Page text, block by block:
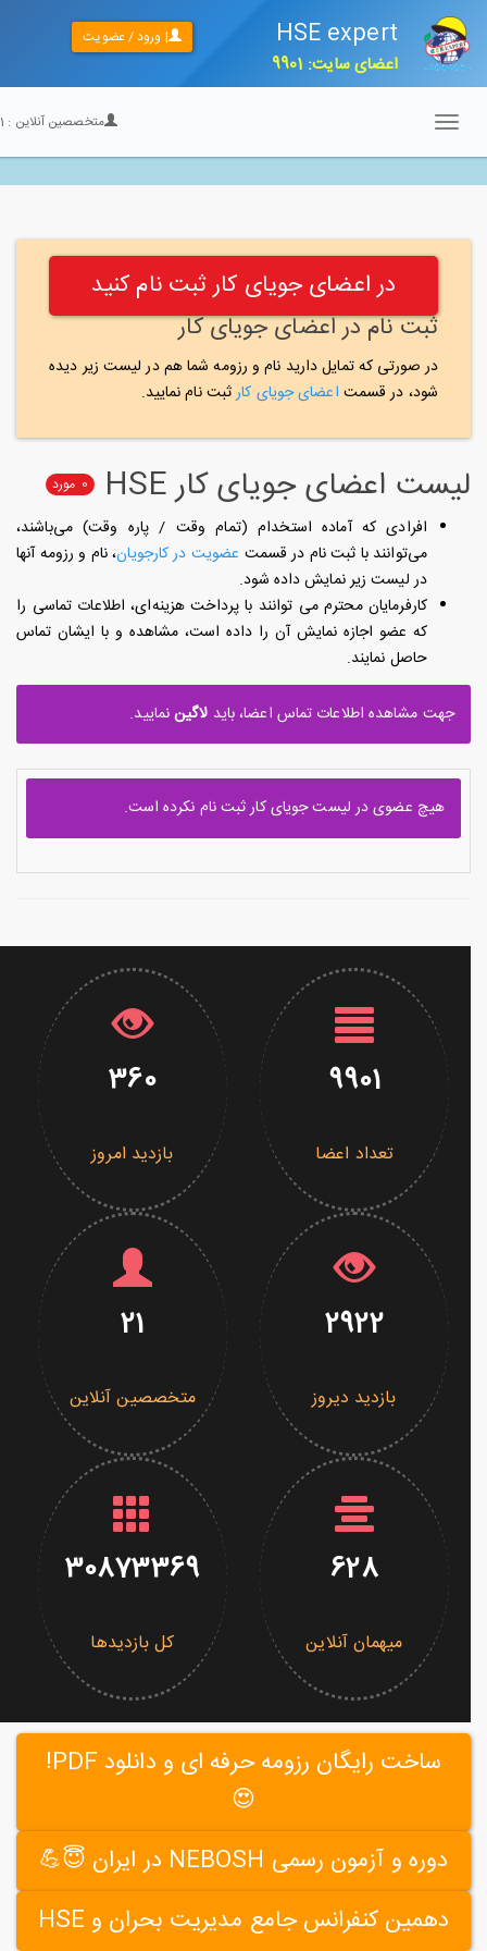
HSE expert
اعضای سایت: 9901
| ورود / عضویت
متخصصین آنلاین :21
Toggle
navigation
در اعضای جویای کار ثبت نام کنید
ثبت نام در اعضای جویای کار
در صورتی که تمایل دارید نام و رزومه شما هم در لیست زیر دیده
شود، در قسمتاعضای جویای کار ثبت نام نمایید.
لیست اعضای جویای کار HSE مورد
افرادی که آماده استخدام (تمام وقت / پاره وقت) می‌باشند،
می‌توانند با ثبت نام در قسمتعضویت در کارجویان، نام و رزومه آنها
در لیست زیر نمایش داده شود.
کارفرمایان محترم می توانند با پرداخت هزینه‌ای، اطلاعات تماسی را
که عضو اجازه نمایش آن را داده است، مشاهده و با ایشان تماس
حاصل نمایند.
جهت مشاهده اطلاعات تماس اعضا، بایدلاگیننمایید.
هیچ عضوی در لیست جویای کار ثبت نام نکرده است.
9901
تعداد اعضا
360
بازدید امروز
2922
بازدید دیروز
21
متخصصین آنلاین
628
میهمان آنلاین
30873369
کل بازدیدها
ساخت رایگان رزومه حرفه ای و دانلود PDF!
😍
دوره و آزمون رسمی NEBOSH در ایران 😇💪
دهمین کنفرانس جامع مدیریت بحران و HSE